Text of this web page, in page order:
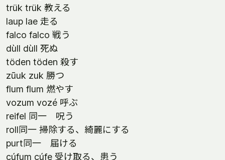
trük trük 教える
laup lae 走る
falco falco 戦う
dùll dùll 死ぬ
töden töden 殺す
zūuk zuk 勝つ
flum flum 燃やす
vozum vozé 呼ぶ
reifel 同一 呪う
roll同一 掃除する、綺麗にする
purt同一 届ける
cúfum cúfe 受け取る、患う